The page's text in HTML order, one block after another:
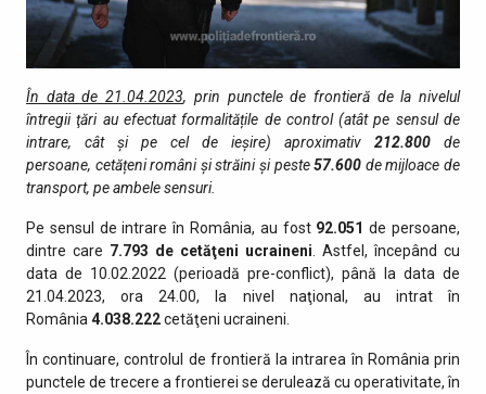
În data de 21.04.2023, prin punctele de fro­ntieră de la nivelul
întregii ţări au efectuat formalitățile de control (atât pe sensul de
intrare, cât şi pe cel de ieşire) aproximativ 212.800 de
persoane, cetățeni români și străini și peste57.600 de mijloace de
transport, pe ambele sensuri.
Pe sensul de intrare în România, au fost 92.051de persoane,
dintre care 7.793 de cetăţeni ucraineni . Astfel, începând cu
data de 10.02.2022 (perioadă pre-conflict), până la data de
21.04.2023, ora 24.00, la nivel naţional, au intrat în
România 4.038.222cetăţeni ucraineni.
În continuare, controlul de frontieră la intrarea în România prin
punctele de trecere a frontierei se derulează cu operativitate, în